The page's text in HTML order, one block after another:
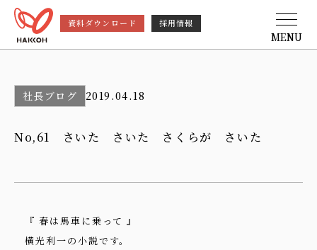
資料ダウンロード 採用情報
MENU
社長ブログ 2019.04.18
No,61 さいた さいた さくらが さいた
『 春は馬車に乗って 』
横光利一の小説です。